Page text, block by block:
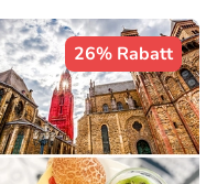
26% Rabatt